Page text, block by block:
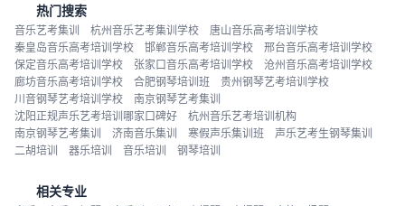
热门搜索
音乐艺考集训 杭州音乐艺考集训学校
唐山音乐高考培训学校
秦皇岛音乐高考培训学校
邯郸音乐高考培训学校
邢台音乐高考培训学校
保定音乐高考培训学校
张家口音乐高考培训学校
沧州音乐高考培训学校
廊坊音乐高考培训学校
合肥钢琴培训班
贵州钢琴艺考培训学校
川音钢琴艺考培训学校
南京钢琴艺考集训
沈阳正规声乐艺考培训哪家口碑好
杭州音乐艺考培训机构
南京钢琴艺考集训
济南音乐集训 寒假声乐集训班
声乐艺考生钢琴集训
二胡培训
器乐培训 音乐培训 钢琴培训
相关专业